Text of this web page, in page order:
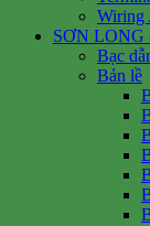
Wiring
SƠN LONG
Bạc
Bản lề